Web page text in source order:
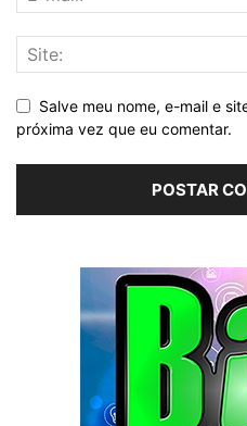
Salve meu nome, e-mail e
próxima vez que eu comentar.